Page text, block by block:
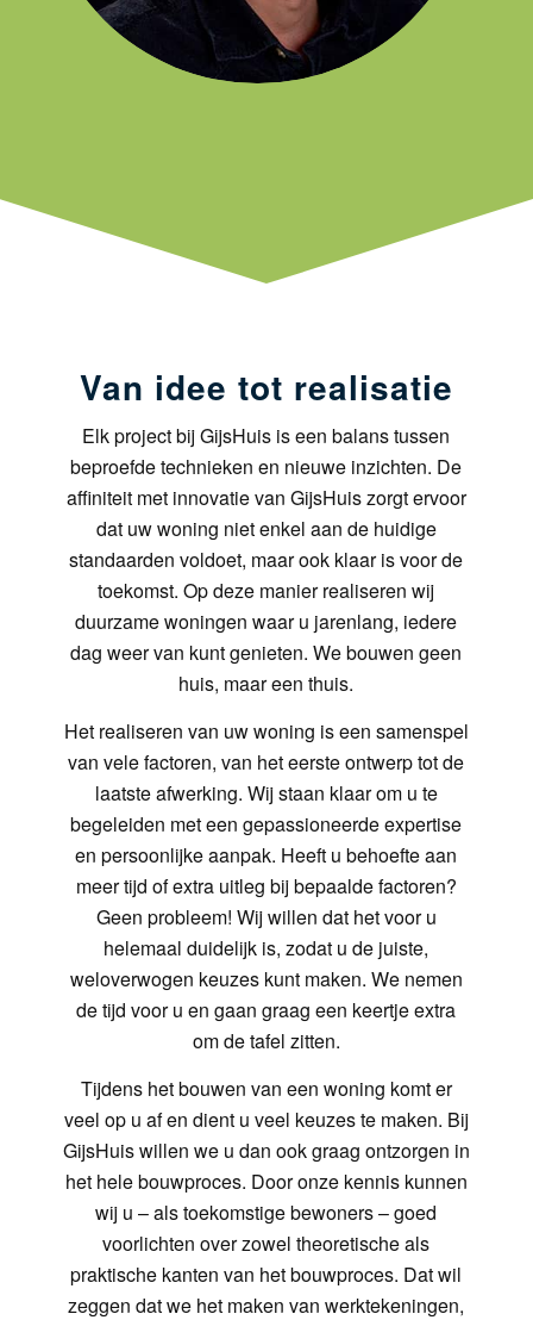
Van idee tot realisatie
Elk project bij GijsHuis is een balans tussen
beproefde technieken en nieuwe inzichten. De
affiniteit met innovatie van GijsHuis zorgt ervoor
dat uw woning niet enkel aan de huidige
standaarden voldoet, maar ook klaar is voor de
toekomst. Op deze manier realiseren wij
duurzame woningen waar u jarenlang, iedere
dag weer van kunt genieten. We bouwen geen
huis, maar een thuis.
Het realiseren van uw woning is een samenspel
van vele factoren, van het eerste ontwerp tot de
laatste afwerking. Wij staan klaar om u te
begeleiden met een gepassioneerde expertise
en persoonlijke aanpak. Heeft u behoefte aan
meer tijd of extra uitleg bij bepaalde factoren?
Geen probleem! Wij willen dat het voor u
helemaal duidelijk is, zodat u de juiste,
weloverwogen keuzes kunt maken. We nemen
de tijd voor u en gaan graag een keertje extra
om de tafel zitten.
Tijdens het bouwen van een woning komt er
veel op u af en dient u veel keuzes te maken. Bij
GijsHuis willen we u dan ook graag ontzorgen in
het hele bouwproces. Door onze kennis kunnen
wij u – als toekomstige bewoners – goed
voorlichten over zowel theoretische als
praktische kanten van het bouwproces. Dat wil
zeggen dat we het maken van werktekeningen,